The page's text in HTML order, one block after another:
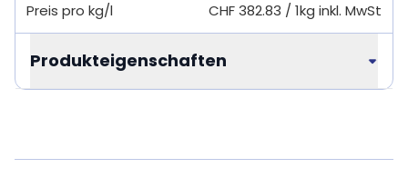
Preis pro kg/l CHF 382.83 / 1kg inkl. MwSt
Produkteigenschaften